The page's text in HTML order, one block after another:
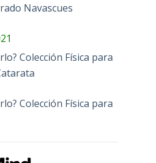
Navascues
Colección Física para
Colección Física para